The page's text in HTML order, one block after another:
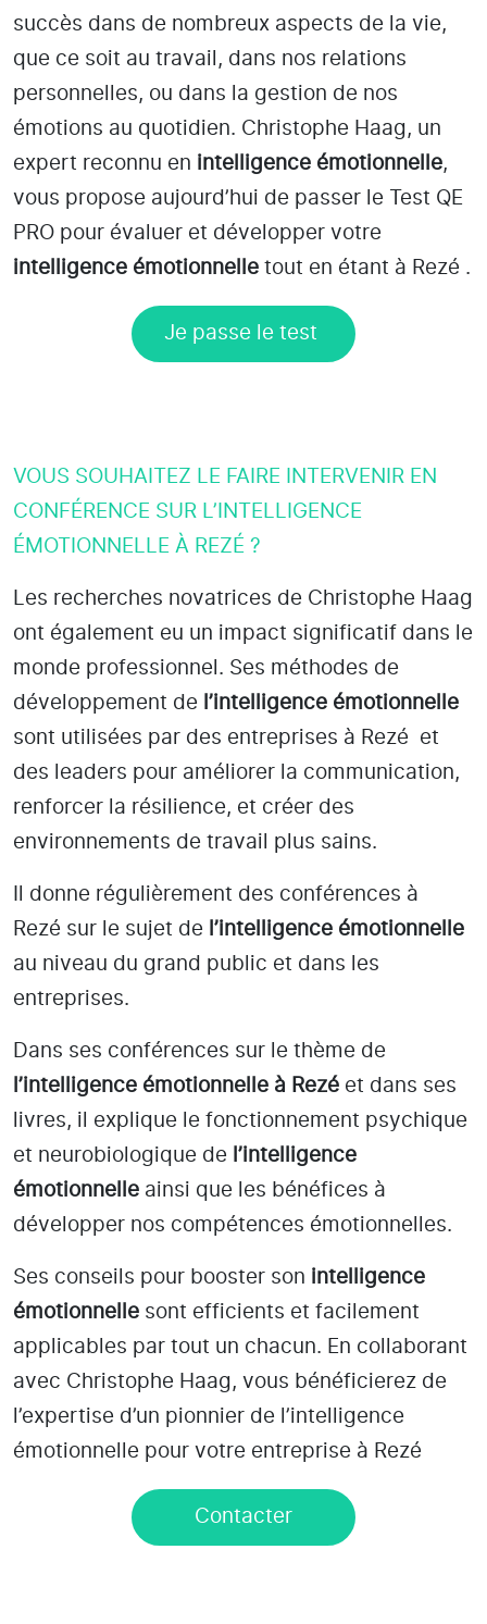
succès dans de nombreux aspects de la vie,
que ce soit au travail, dans nos relations
personnelles, ou dans la gestion de nos
émotions au quotidien. Christophe Haag, un
expert reconnu en intelligence émotionnelle,
vous propose aujourd’hui de passer le Test QE
PRO pour évaluer et développer votre
intelligence émotionnelle tout en étant à Rezé .
Je passe le test
VOUS SOUHAITEZ LE FAIRE INTERVENIR EN
CONFÉRENCE SUR L’INTELLIGENCE
ÉMOTIONNELLE À REZÉ ?
Les recherches novatrices de Christophe Haag
ont également eu un impact significatif dans le
monde professionnel. Ses méthodes de
développement de l’intelligence émotionnelle
sont utilisées par des entreprises à Rezé
et
des leaders pour améliorer la communication,
renforcer la résilience, et créer des
environnements de travail plus sains.
Il donne régulièrement des conférences à
Rezé sur le sujet de l’intelligence émotionnelle
au niveau du grand public et dans les
entreprises.
Dans ses conférences sur le thème de
l’intelligence émotionnelle à Rezé et dans ses
livres, il explique le fonctionnement psychique
et neurobiologique de l’intelligence
émotionnelle ainsi que les bénéfices à
développer nos compétences émotionnelles.
Ses conseils pour booster son intelligence
émotionnelle sont efficients et facilement
applicables par tout un chacun. En collaborant
avec Christophe Haag, vous bénéficierez de
l’expertise d’un pionnier de l’intelligence
émotionnelle pour votre entreprise à Rezé
Contacter